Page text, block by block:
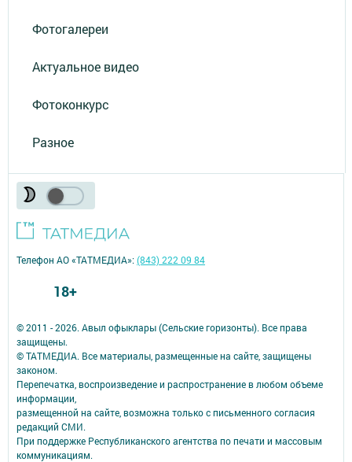
Фотогалереи
Актуальное видео
Фотоконкурс
Разное
© 2011 - 2026. Авыл офыклары (Сельские горизонты). Все права
защищены.
© ТАТМЕДИА. Все материалы, размещенные на сайте, защищены
законом.
Перепечатка, воспроизведение и распространение в любом объеме
информации,
размещенной на сайте, возможна только с письменного согласия
редакций СМИ.
При поддержке Республиканского агентства по печати и массовым
коммуникациям.
Телефон АО «ТАТМЕДИА»:(843) 222 09 84
18+